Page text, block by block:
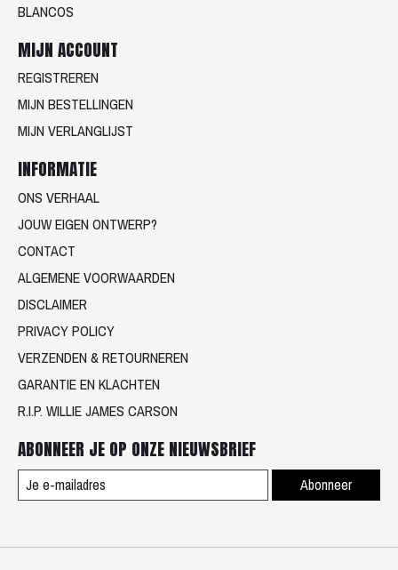
BLANCOS
MIJN ACCOUNT
REGISTREREN
MIJN BESTELLINGEN
MIJN VERLANGLIJST
INFORMATIE
ONS VERHAAL
JOUW EIGEN ONTWERP?
CONTACT
ALGEMENE VOORWAARDEN
DISCLAIMER
PRIVACY POLICY
VERZENDEN & RETOURNEREN
GARANTIE EN KLACHTEN
R.I.P. WILLIE JAMES CARSON
ABONNEER JE OP ONZE NIEUWSBRIEF
Abonneer